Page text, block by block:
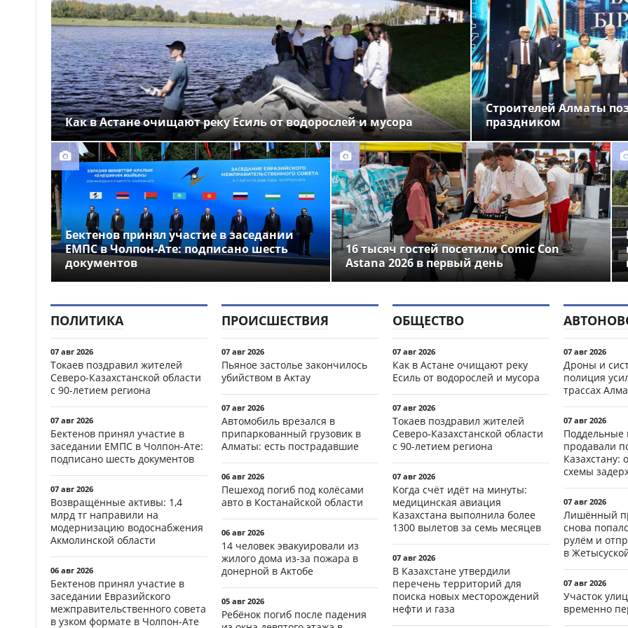
12:01
Выборы депутатов
Курултая: как узнать свой
избирательный участок
11:41
Служебная собака
помогла полицейским найти
пропавшую 18-летнюю
девушку в Караганде
Как в Астане очищают реку Есиль от водорослей и мусора
Строителей Алматы
праздником
Бектенов принял участие в заседании
ЕМПС в Чолпон-Ате: подписано шесть
документов
16 тысяч гостей посетили Comic Con
Astana 2026 в первый день
ПОЛИТИКА
07 авг 2026
Токаев поздравил жителей
Северо-Казахстанской области
с 90-летием региона
07 авг 2026
Бектенов принял участие в
заседании ЕМПС в Чолпон-Ате:
подписано шесть документов
07 авг 2026
Возвращённые активы: 1,4
млрд тг направили на
модернизацию водоснабжения
Акмолинской области
06 авг 2026
Бектенов принял участие в
заседании Евразийского
межправительственного совета
в узком формате в Чолпон-Ате
ПРОИСШЕСТВИЯ
07 авг 2026
Пьяное застолье закончилось
убийством в Актау
07 авг 2026
Автомобиль врезался в
припаркованный грузовик в
Алматы: есть пострадавшие
06 авг 2026
Пешеход погиб под колёсами
авто в Костанайской области
06 авг 2026
14 человек эвакуировали из
жилого дома из-за пожара в
донерной в Актобе
05 авг 2026
Ребёнок погиб после падения
ОБЩЕСТВО
07 авг 2026
Как в Астане очищают реку
Есиль от водорослей и мусора
07 авг 2026
Токаев поздравил жителей
Северо-Казахстанской области
с 90-летием региона
07 авг 2026
Когда счёт идёт на минуты:
медицинская авиация
Казахстана выполнила более
1300 вылетов за семь месяцев
07 авг 2026
В Казахстане утвердили
перечень территорий для
поиска новых месторождений
нефти и газа
07 авг 2026
Дроны и
полиция
трассах
07 авг 2026
Поддельные
продавали
Казахстану:
схемы
07 авг 2026
Лишённый
снова
рулём и
в
07 авг 2026
Участок
временно